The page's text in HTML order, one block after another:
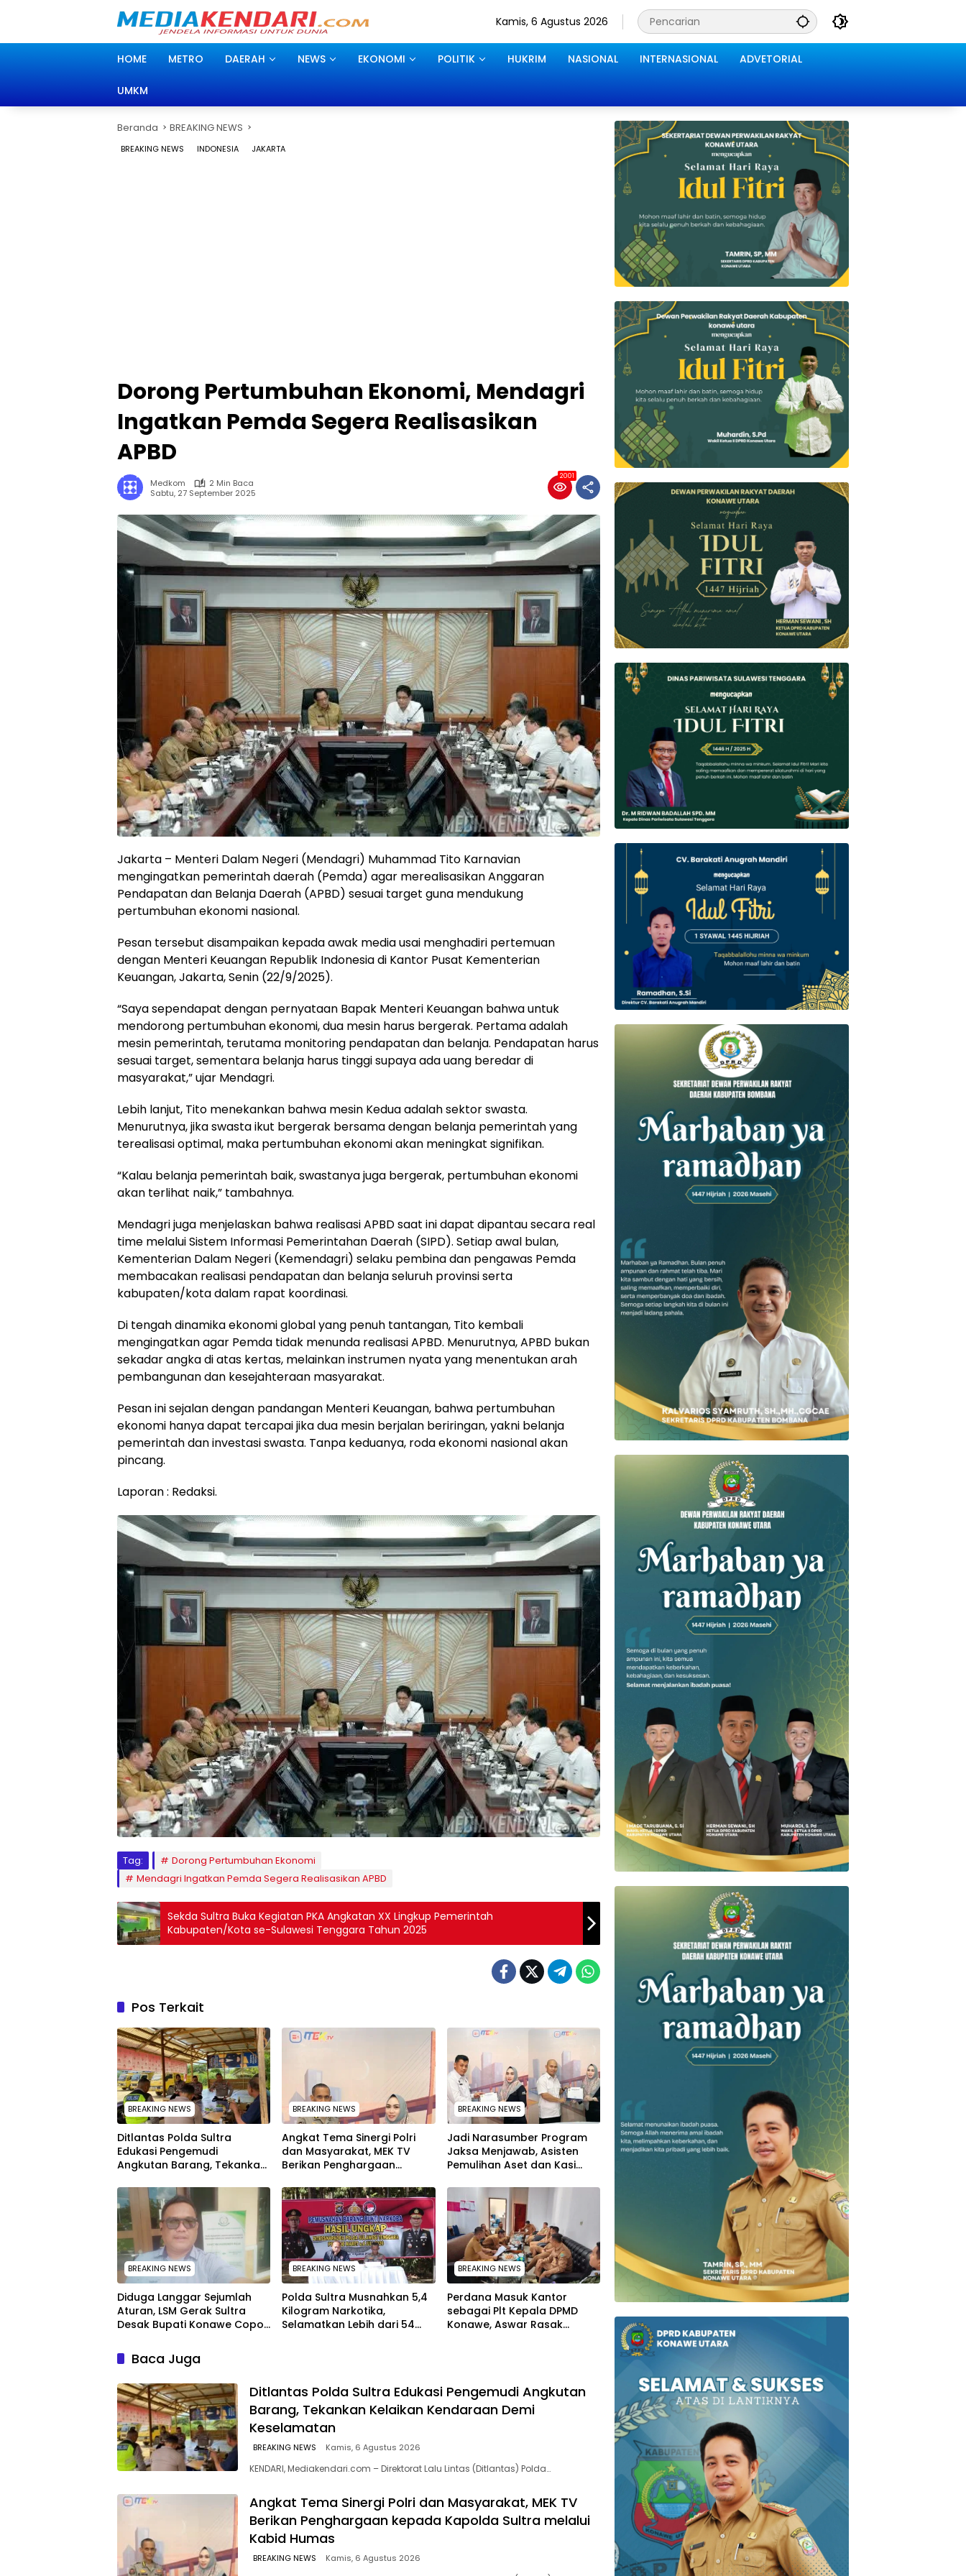
Kamis, 6 Agustus 2026
HOME METRO DAERAH NEWS EKONOMI POLITIK HUKRIM NASIONAL INTERNASIONAL ADVETORIAL
UMKM
Beranda BREAKING NEWS
BREAKING NEWS INDONESIA JAKARTA
Dorong Pertumbuhan Ekonomi, Mendagri
Ingatkan Pemda Segera Realisasikan
APBD
Medkom
2 Min Baca
Sabtu, 27 September 2025
2001
Jakarta – Menteri Dalam Negeri (Mendagri) Muhammad Tito Karnavian
mengingatkan pemerintah daerah (Pemda) agar merealisasikan Anggaran
Pendapatan dan Belanja Daerah (APBD) sesuai target guna mendukung
pertumbuhan ekonomi nasional.
Pesan tersebut disampaikan kepada awak media usai menghadiri pertemuan
dengan Menteri Keuangan Republik Indonesia di Kantor Pusat Kementerian
Keuangan, Jakarta, Senin (22/9/2025).
“Saya sependapat dengan pernyataan Bapak Menteri Keuangan bahwa untuk
mendorong pertumbuhan ekonomi, dua mesin harus bergerak. Pertama adalah
mesin pemerintah, terutama monitoring pendapatan dan belanja. Pendapatan harus
sesuai target, sementara belanja harus tinggi supaya ada uang beredar di
masyarakat,” ujar Mendagri.
Lebih lanjut, Tito menekankan bahwa mesin Kedua adalah sektor swasta.
Menurutnya, jika swasta ikut bergerak bersama dengan belanja pemerintah yang
terealisasi optimal, maka pertumbuhan ekonomi akan meningkat signifikan.
“Kalau belanja pemerintah baik, swastanya juga bergerak, pertumbuhan ekonomi
akan terlihat naik,” tambahnya.
Mendagri juga menjelaskan bahwa realisasi APBD saat ini dapat dipantau secara real
time melalui Sistem Informasi Pemerintahan Daerah (SIPD). Setiap awal bulan,
Kementerian Dalam Negeri (Kemendagri) selaku pembina dan pengawas Pemda
membacakan realisasi pendapatan dan belanja seluruh provinsi serta
kabupaten/kota dalam rapat koordinasi.
Di tengah dinamika ekonomi global yang penuh tantangan, Tito kembali
mengingatkan agar Pemda tidak menunda realisasi APBD. Menurutnya, APBD bukan
sekadar angka di atas kertas, melainkan instrumen nyata yang menentukan arah
pembangunan dan kesejahteraan masyarakat.
Pesan ini sejalan dengan pandangan Menteri Keuangan, bahwa pertumbuhan
ekonomi hanya dapat tercapai jika dua mesin berjalan beriringan, yakni belanja
pemerintah dan investasi swasta. Tanpa keduanya, roda ekonomi nasional akan
pincang.
Laporan : Redaksi.
Tag:
Dorong Pertumbuhan Ekonomi
Mendagri Ingatkan Pemda Segera Realisasikan APBD
Sekda Sultra Buka Kegiatan PKA Angkatan XX Lingkup Pemerintah
Kabupaten/Kota se-Sulawesi Tenggara Tahun 2025
Pos Terkait
BREAKING NEWS
Ditlantas Polda Sultra
Edukasi Pengemudi
Angkutan Barang, Tekankan
Keselamatan
BREAKING NEWS
Angkat Tema Sinergi Polri
dan Masyarakat, MEK TV
Berikan Penghargaan
melalui Kabid Humas
BREAKING NEWS
Jadi Narasumber Program
Jaksa Menjawab, Asisten
Pemulihan Aset dan Kasi
Penghargaan dari Komisaris
MEK TV
BREAKING NEWS
Diduga Langgar Sejumlah
Aturan, LSM Gerak Sultra
Desak Bupati Konawe Copot
BREAKING NEWS
Polda Sultra Musnahkan 5,4
Kilogram Narkotika,
Selamatkan Lebih dari 54
BREAKING NEWS
Perdana Masuk Kantor
sebagai Plt Kepala DPMD
Konawe, Aswar Rasak
Baca Juga
Ditlantas Polda Sultra Edukasi Pengemudi Angkutan
Barang, Tekankan Kelaikan Kendaraan Demi
Keselamatan
BREAKING NEWS Kamis, 6 Agustus 2026
KENDARI, Mediakendari.com – Direktorat Lalu Lintas (Ditlantas) Polda…
Angkat Tema Sinergi Polri dan Masyarakat, MEK TV
Berikan Penghargaan kepada Kapolda Sultra melalui
Kabid Humas
BREAKING NEWS Kamis, 6 Agustus 2026